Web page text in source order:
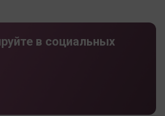
в социальных